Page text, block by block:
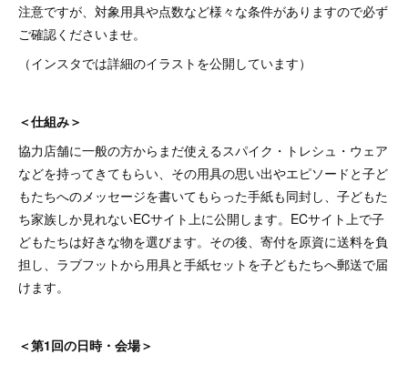
注意ですが、対象用具や点数など様々な条件がありますので必ず
ご確認くださいませ。
（インスタでは詳細のイラストを公開しています）
＜仕組み＞
協力店舗に一般の方からまだ使えるスパイク・トレシュ・ウェア
などを持ってきてもらい、その用具の思い出やエピソードと子ど
もたちへのメッセージを書いてもらった手紙も同封し、子どもた
ち家族しか見れないECサイト上に公開します。ECサイト上で子
どもたちは好きな物を選びます。その後、寄付を原資に送料を負
担し、ラブフットから用具と手紙セットを子どもたちへ郵送で届
けます。
＜第1回の日時・会場＞